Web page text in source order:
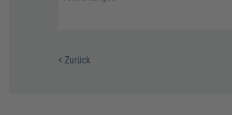
< Zurück